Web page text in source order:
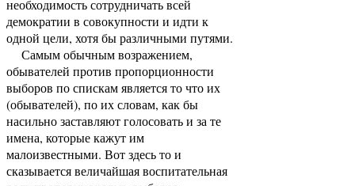
необходимость сотрудничать всей
демократии в совокупности и идти к
одной цели, хотя бы различными путями.
Самым обычным возражением,
обывателей против пропорционности
выборов по спискам является то что их
(обывателей), по их словам, как бы
насильно заставляют голосовать и за те
имена, которые кажут им
малоизвестными. Вот здесь то и
сказывается величайшая воспитательная